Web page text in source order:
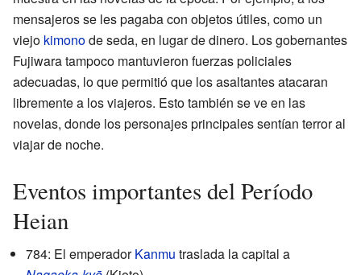
mensajeros se les pagaba con objetos útiles, como un
viejo kimonode seda, en lugar de dinero. Los gobernantes
Fujiwara tampoco mantuvieron fuerzas policiales
adecuadas, lo que permitió que los asaltantes atacaran
libremente a los viajeros. Esto también se ve en las
novelas, donde los personajes principales sentían terror al
viajar de noche.
Eventos importantes del Período
Heian
784: El emperadorKanmu traslada la capital a